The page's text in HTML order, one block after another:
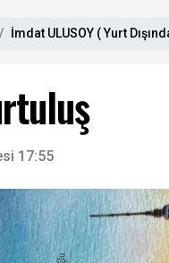
İmdat ULUSOY ( Yurt
17:55